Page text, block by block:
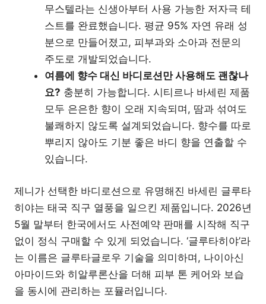
무스텔라는 신생아부터 사용 가능한 저자극 테
스트를 완료했습니다. 평균 95% 자연 유래 성
분으로 만들어졌고, 피부과와 소아과 전문의
주도로 개발되었습니다.
여름에 향수 대신 바디로션만 사용해도 괜찮나
요? 충분히 가능합니다. 시티르나 바세린 제품
모두 은은한 향이 오래 지속되며, 땀과 섞여도
불쾌하지 않도록 설계되었습니다. 향수를 따로
뿌리지 않아도 기분 좋은 바디 향을 연출할 수
있습니다.
제니가 선택한 바디로션으로 유명해진 바세린 글루타
히야는 태국 직구 열풍을 일으킨 제품입니다. 2026년
5월 말부터 한국에서도 사전예약 판매를 시작해 직구
없이 정식 구매할 수 있게 되었습니다. ‘글루타히야’라
는 이름은 글루타글로우 기술을 의미하며, 나이아신
아마이드와 히알루론산을 더해 피부 톤 케어와 보습
을 동시에 관리하는 포뮬러입니다.